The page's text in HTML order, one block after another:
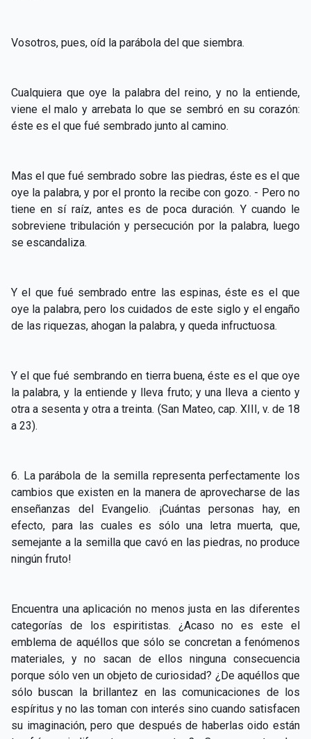
Vosotros, pues, oíd la parábola del que siembra.
Cualquiera que oye la palabra del reino, y no la entiende,
viene el malo y arrebata lo que se sembró en su corazón:
éste es el que fué sembrado junto al camino.
Mas el que fué sembrado sobre las piedras, éste es el que
oye la palabra, y por el pronto la recibe con gozo. - Pero no
tiene en sí raíz, antes es de poca duración. Y cuando le
sobreviene tribulación y persecución por la palabra, luego
se escandaliza.
Y el que fué sembrado entre las espinas, éste es el que
oye la palabra, pero los cuidados de este siglo y el engaño
de las riquezas, ahogan la palabra, y queda infructuosa.
Y el que fué sembrando en tierra buena, éste es el que oye
la palabra, y la entiende y lleva fruto; y una lleva a ciento y
otra a sesenta y otra a treinta. (San Mateo, cap. XIII, v. de 18
a 23).
6. La parábola de la semilla representa perfectamente los
cambios que existen en la manera de aprovecharse de las
enseñanzas del Evangelio. ¡Cuántas personas hay, en
efecto, para las cuales es sólo una letra muerta, que,
semejante a la semilla que cavó en las piedras, no produce
ningún fruto!
Encuentra una aplicación no menos justa en las diferentes
categorías de los espiritistas. ¿Acaso no es este el
emblema de aquéllos que sólo se concretan a fenómenos
materiales, y no sacan de ellos ninguna consecuencia
porque sólo ven un objeto de curiosidad? ¿De aquéllos que
sólo buscan la brillantez en las comunicaciones de los
espíritus y no las toman con interés sino cuando satisfacen
su imaginación, pero que después de haberlas oido están